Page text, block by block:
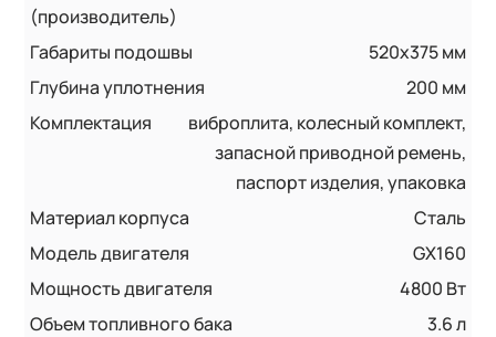
(производитель)
Габариты подошвы
520х375 мм
Глубина уплотнения
200 мм
Комплектация
виброплита, колесный комплект,
запасной приводной ремень,
паспорт изделия, упаковка
Материал корпуса
Сталь
Модель двигателя
GX160
Мощность двигателя
4800 Вт
Объем топливного бака
3.6 л